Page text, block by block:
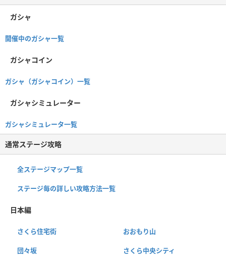
ガシャ
開催中のガシャ一覧
ガシャコイン
ガシャ（ガシャコイン）一覧
ガシャシミュレーター
ガシャシミュレータ一覧
通常ステージ攻略
全ステージマップ一覧
ステージ毎の詳しい攻略方法一覧
日本編
さくら住宅街 おおもり山
団々坂 さくら中央シティ